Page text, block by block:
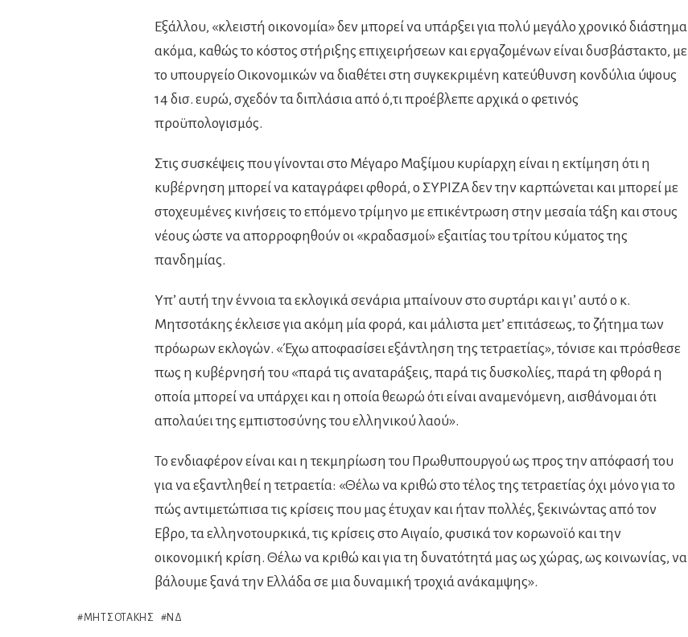
Εξάλλου, «κλειστή οικονομία» δεν μπορεί να υπάρξει για πολύ μεγάλο χρονικό διάστημα
ακόμα, καθώς το κόστος στήριξης επιχειρήσεων και εργαζομένων είναι δυσβάστακτο, με
το υπουργείο Οικονομικών να διαθέτει στη συγκεκριμένη κατεύθυνση κονδύλια ύψους
14 δισ. ευρώ, σχεδόν τα διπλάσια από ό,τι προέβλεπε αρχικά ο φετινός
προϋπολογισμός.
Στις συσκέψεις που γίνονται στο Μέγαρο Μαξίμου κυρίαρχη είναι η εκτίμηση ότι η
κυβέρνηση μπορεί να καταγράφει φθορά, ο ΣΥΡΙΖΑ δεν την καρπώνεται και μπορεί με
στοχευμένες κινήσεις το επόμενο τρίμηνο με επικέντρωση στην μεσαία τάξη και στους
νέους ώστε να απορροφηθούν οι «κραδασμοί» εξαιτίας του τρίτου κύματος της
πανδημίας.
Yπ’ αυτή την έννοια τα εκλογικά σενάρια μπαίνουν στο συρτάρι και γι’ αυτό ο κ.
Μητσοτάκης έκλεισε για ακόμη μία φορά, και μάλιστα μετ’ επιτάσεως, το ζήτημα των
πρόωρων εκλογών. «Έχω αποφασίσει εξάντληση της τετραετίας», τόνισε και πρόσθεσε
πως η κυβέρνησή του «παρά τις αναταράξεις, παρά τις δυσκολίες, παρά τη φθορά η
οποία μπορεί να υπάρχει και η οποία θεωρώ ότι είναι αναμενόμενη, αισθάνομαι ότι
απολαύει της εμπιστοσύνης του ελληνικού λαού».
Το ενδιαφέρον είναι και η τεκμηρίωση του Πρωθυπουργού ως προς την απόφασή του
για να εξαντληθεί η τετραετία: «Θέλω να κριθώ στο τέλος της τετραετίας όχι μόνο για το
πώς αντιμετώπισα τις κρίσεις που μας έτυχαν και ήταν πολλές, ξεκινώντας από τον
Εβρο, τα ελληνοτουρκικά, τις κρίσεις στο Αιγαίο, φυσικά τον κορωνοϊό και την
οικονομική κρίση. Θέλω να κριθώ και για τη δυνατότητά μας ως χώρας, ως κοινωνίας, να
βάλουμε ξανά την Ελλάδα σε μια δυναμική τροχιά ανάκαμψης».
ΜΗΤΣΟΤΆΚΗΣ ΝΔ